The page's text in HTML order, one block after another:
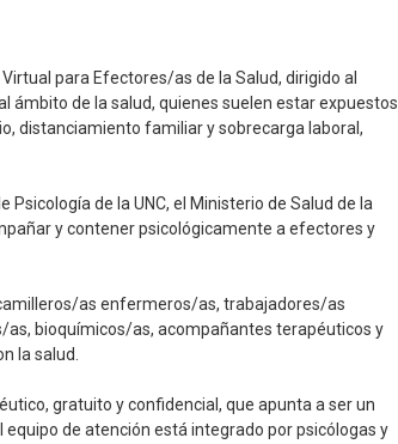
para Efectores/as de la Salud, dirigido al
ámbito de la salud, quienes suelen estar expuestos
distanciamiento familiar y sobrecarga laboral,
Psicología de la UNC, el Ministerio de Salud de la
y contener psicológicamente a efectores y
as enfermeros/as, trabajadores/as
bioquímicos/as, acompañantes terapéuticos y
la salud.
gratuito y confidencial, que apunta a ser un
de atención está integrado por psicólogas y